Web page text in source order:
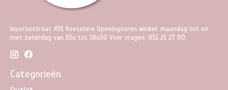
Iepersestraat 491 Roeselare Openingsuren winkel: maandag tot en
met zaterdag van 10u tot 18u30 Voor vragen: 051 21 27 00
Categorieën